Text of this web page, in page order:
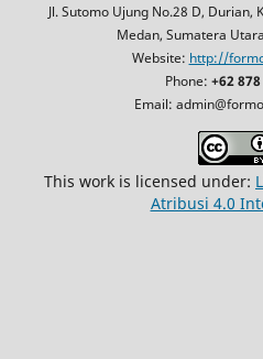
Jl. Sutomo Ujung No.28 D, Durian,
Medan, Sumatera
Website: http://
Phone: +62
Email:
This work is licensed under:
Atribusi 4.0